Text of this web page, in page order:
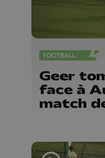
FOOTBALL
Geer
face à
match